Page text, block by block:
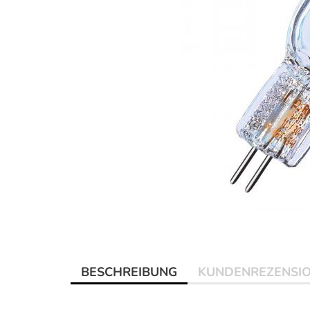
BESCHREIBUNG